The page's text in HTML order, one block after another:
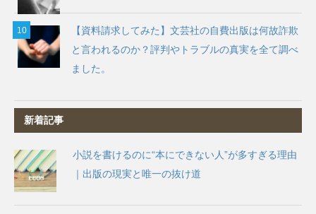
【資料請求してみた】文芸社の自費出版は何故詐欺
と言われるのか？評判やトラブルの真実を全て調べ
ました。
新着記事
小説を書けるのに“本にできない人”が多すぎる理由
｜出版の現実と唯一の抜け道